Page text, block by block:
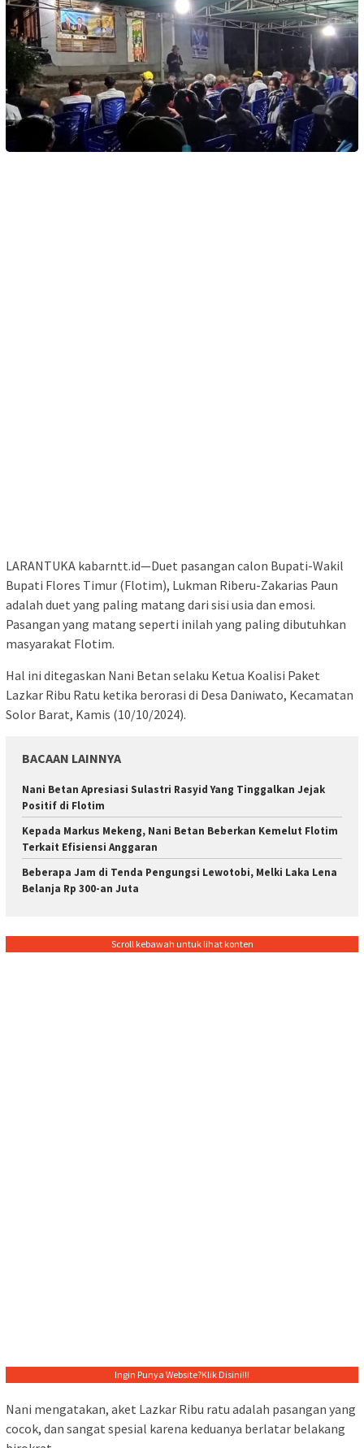
LARANTUKA kabarntt.id—Duet pasangan calon Bupati-Wakil
Bupati Flores Timur (Flotim), Lukman Riberu-Zakarias Paun
adalah duet yang paling matang dari sisi usia dan emosi.
Pasangan yang matang seperti inilah yang paling dibutuhkan
masyarakat Flotim.
Hal ini ditegaskan Nani Betan selaku Ketua Koalisi Paket
Lazkar Ribu Ratu ketika berorasi di Desa Daniwato, Kecamatan
Solor Barat, Kamis (10/10/2024).
BACAAN LAINNYA
Nani Betan Apresiasi Sulastri Rasyid Yang Tinggalkan Jejak
Positif di Flotim
Kepada Markus Mekeng, Nani Betan Beberkan Kemelut Flotim
Terkait Efisiensi Anggaran
Beberapa Jam di Tenda Pengungsi Lewotobi, Melki Laka Lena
Belanja Rp 300-an Juta
Scroll kebawah untuk lihat konten
Ingin Punya Website?Klik Disini!!!
Nani mengatakan, aket Lazkar Ribu ratu adalah pasangan yang
cocok, dan sangat spesial karena keduanya berlatar belakang